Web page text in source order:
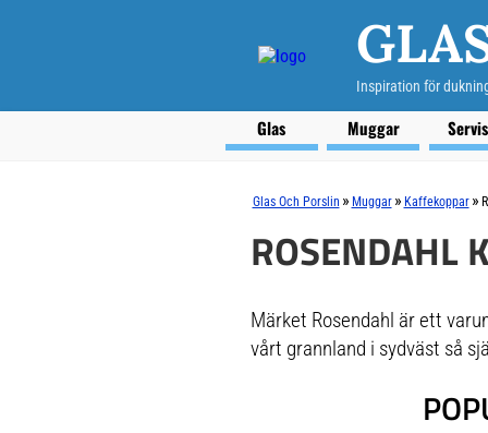
Inspiration för
Glas Muggar
Glas Och Porslin » Muggar » Kaffekoppar »
ROSENDAHL
Märket Rosendahl är ett
vårt grannland i sydväst så